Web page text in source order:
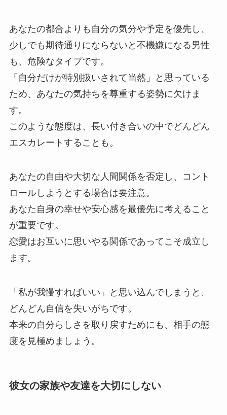
あなたの都合よりも自分の気分や予定を優先し、
少しでも期待通りにならないと不機嫌になる男性
も、危険なタイプです。
「自分だけが特別扱いされて当然」と思っている
ため、あなたの気持ちを尊重する姿勢に欠けま
す。
このような態度は、長い付き合いの中でどんどん
エスカレートすることも。
あなたの自由や大切な人間関係を否定し、コント
ロールしようとする場合は要注意。
あなた自身の幸せや安心感を最優先に考えること
が重要です。
恋愛はお互いに思いやる関係であってこそ成立し
ます。
「私が我慢すればいい」と思い込んでしまうと、
どんどん自信を失いがちです。
本来の自分らしさを取り戻すためにも、相手の態
度を見極めましょう。
彼女の家族や友達を大切にしない